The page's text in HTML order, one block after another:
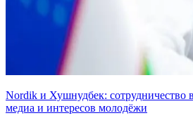
Nordik и Хушнудбек: сотрудничество
медиа и интересов молодёжи